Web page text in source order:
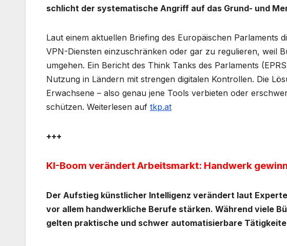
schlicht der systematische Angriff auf das Grund- und
Laut einem aktuellen Briefing des Europäischen Parlaments
VPN-Diensten einzuschränken oder gar zu regulieren, weil
umgehen. Ein Bericht des Think Tanks des Parlaments
Nutzung in Ländern mit strengen digitalen Kontrollen. Die
Erwachsene – also genau jene Tools verbieten oder
schützen. Weiterlesen auf tkp.at
+++
KI-Boom verändert Arbeitsmarkt: Handwerk
Der Aufstieg künstlicher Intelligenz verändert laut
vor allem handwerkliche Berufe stärken. Während viele
gelten praktische und schwer automatisierbare